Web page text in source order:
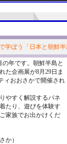
学ぼう「日本と朝鮮半
年です。朝鮮半島と
た企画展が8月29日ま
ィおおさかで開催され
やすく解説するパネ
たり、遊びを体験す
家族でお出かけくだ
か）